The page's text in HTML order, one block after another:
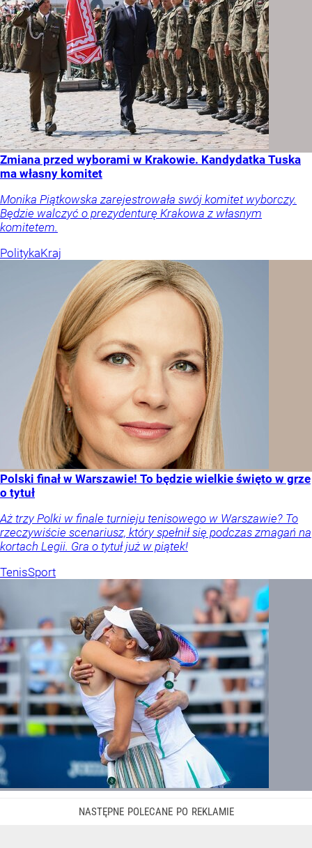
Zmiana przed wyborami w Krakowie. Kandydatka Tuska
ma własny komitet
Monika Piątkowska zarejestrowała swój komitet wyborczy.
Będzie walczyć o prezydenturę Krakowa z własnym
komitetem.
PolitykaKraj
Polski finał w Warszawie! To będzie wielkie święto w grze
o tytuł
Aż trzy Polki w finale turnieju tenisowego w Warszawie? To
rzeczywiście scenariusz, który spełnił się podczas zmagań na
kortach Legii. Gra o tytuł już w piątek!
TenisSport